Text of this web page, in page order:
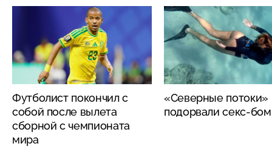
Футболист покончил с
собой после вылета
сборной с чемпионата
мира
«Северные потоки»
подорвали секс-